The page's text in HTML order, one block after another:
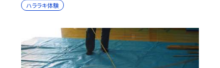
ハララキ体験